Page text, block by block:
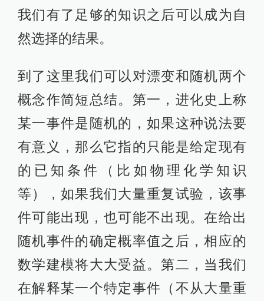
我们有了足够的知识之后可以成为自
然选择的结果。
到了这里我们可以对漂变和随机两个
概念作简短总结。第一，进化史上称
某一事件是随机的，如果这种说法要
有意义，那么它指的只能是给定现有
的已知条件（比如物理化学知识
等），如果我们大量重复试验，该事
件可能出现，也可能不出现。在给出
随机事件的确定概率值之后，相应的
数学建模将大大受益。第二，当我们
在解释某一个特定事件（不从大量重